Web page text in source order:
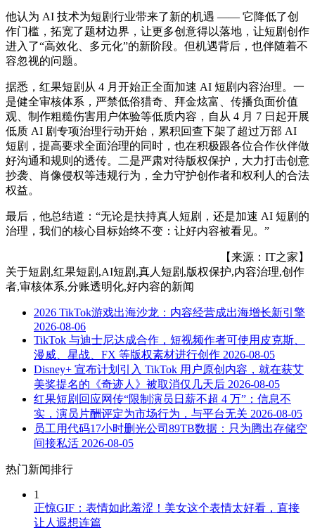
他认为 AI 技术为短剧行业带来了新的机遇 —— 它降低了创
作门槛，拓宽了题材边界，让更多创意得以落地，让短剧创作
进入了“高效化、多元化”的新阶段。但机遇背后，也伴随着不
容忽视的问题。
据悉，红果短剧从 4 月开始正全面加速 AI 短剧内容治理。一
是健全审核体系，严禁低俗猎奇、拜金炫富、传播负面价值
观、制作粗糙伤害用户体验等低质内容，自从 4 月 7 日起开展
低质 AI 剧专项治理行动开始，累积回查下架了超过万部 AI
短剧，提高要求全面治理的同时，也在积极跟各位合作伙伴做
好沟通和规则的透传。二是严肃对待版权保护，大力打击创意
抄袭、肖像侵权等违规行为，全力守护创作者和权利人的合法
权益。
最后，他总结道：“无论是扶持真人短剧，还是加速 AI 短剧的
治理，我们的核心目标始终不变：让好内容被看见。”
【来源：IT之家】
关于短剧,红果短剧,AI短剧,真人短剧,版权保护,内容治理,创作
者,审核体系,分账透明化,好内容的新闻
2026 TikTok游戏出海沙龙：内容经营成出海增长新引擎
2026-08-06
TikTok 与迪士尼达成合作，短视频作者可使用皮克斯、
漫威、星战、FX 等版权素材进行创作 2026-08-05
Disney+ 宣布计划引入 TikTok 用户原创内容，就在获艾
美奖提名的《奇迹人》被取消仅几天后 2026-08-05
红果短剧回应网传“限制演员日薪不超 4 万”：信息不
实，演员片酬评定为市场行为，与平台无关 2026-08-05
员工用代码17小时删光公司89TB数据：只为腾出存储空
间接私活 2026-08-05
热门新闻排行
1
正惊GIF：表情如此羞涩！美女这个表情太好看，直接
让人遐想连篇